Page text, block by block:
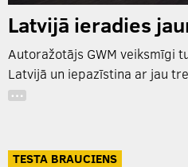
Latvijā ieradies
Autoražotājs GWM veiksmīgi
Latvijā un iepazīstina ar jau
…
TESTA BRAUCIENS